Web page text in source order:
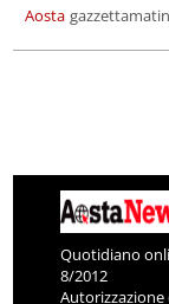
Aosta gazzettamatin
Quotidiano
8/2012
Autorizzazione